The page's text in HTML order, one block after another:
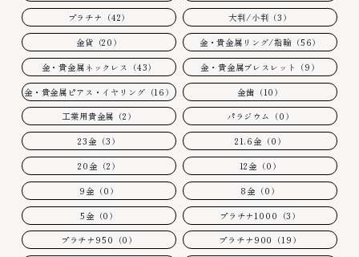
プラチナ（42） 大判/小判（3）
金貨（20） 金・貴金属リング/指輪（56）
金・貴金属ネックレス（43） 金・貴金属ブレスレット（9）
金・貴金属ピアス・イヤリング（16） 金歯（10）
工業用貴金属（2） パラジウム（0）
23金（3） 21.6金（0）
20金（2） 12金（0）
9金（0） 8金（0）
5金（0） プラチナ1000（3）
プラチナ950（0） プラチナ900（19）